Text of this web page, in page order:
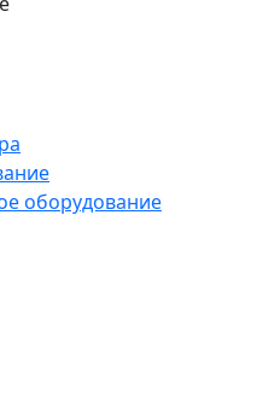
оборудование